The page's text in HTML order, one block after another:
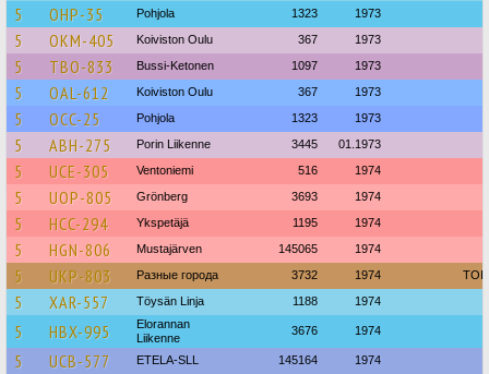
5 OHP-35 Pohjola 1323 1973
5 OKM-405 Koiviston Oulu 367 1973
5 TBO-833 Bussi-Ketonen 1097 1973
5 OAL-612 Koiviston Oulu 367 1973
5 OCC-25 Pohjola 1323 1973
5 ABH-275 Porin Liikenne 3445 01.1973
5 UCE-305 Ventoniemi 516 1974
5 UOP-805 Grönberg 3693 1974
5 HCC-294 Ykspetäjä 1195 1974
5 HGN-806 Mustajärven 145065 1974
5 UKP-803 Разные города 3732 1974
5 XAR-557 Töysän Linja 1188 1974
5 HBX-995
Elorannan
Liikenne
3676 1974
5 UCB-577 ETELA-SLL 145164 1974